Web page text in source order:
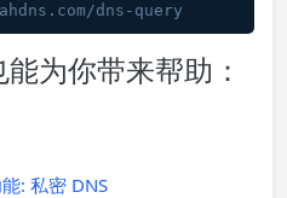
dns-query
为你带来帮助：
: 私密 DNS